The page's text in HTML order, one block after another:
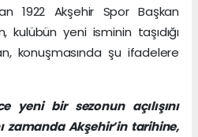
1922 Akşehir Spor Başkan
kulübün yeni isminin taşıdığı
konuşmasında şu ifadelere
yeni bir sezonun açılışını
zamanda Akşehir’in tarihine,